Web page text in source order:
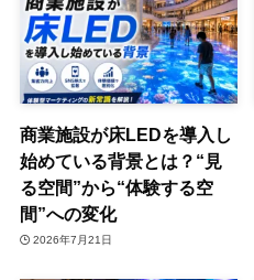
商業施設が床LEDを導入し
始めている背景とは？“見
る空間”から“体験する空
間”への変化
2026年7月21日